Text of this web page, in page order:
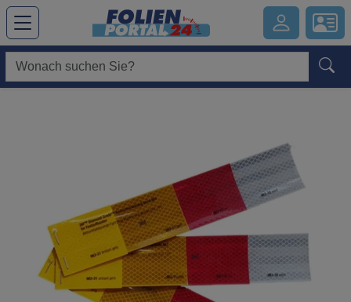
Hauptregion der Seite anspringen